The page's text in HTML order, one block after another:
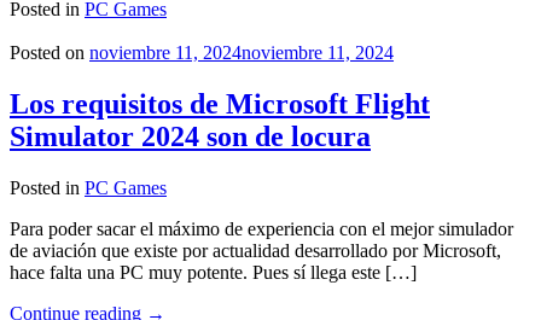
Mirage
crackeado"
Posted in PC Games
Posted on noviembre 11, 2024noviembre 11, 2024
Los requisitos de Microsoft Flight
Simulator 2024 son de locura
Posted in PC Games
Para poder sacar el máximo de experiencia con el mejor simulador
de aviación que existe por actualidad desarrollado por Microsoft,
hace falta una PC muy potente. Pues sí llega este […]
Continue reading "Los
→